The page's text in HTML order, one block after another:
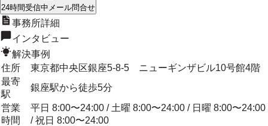
24時間受信中 メール問合せ
事務所詳細
インタビュー
解決事例
住所
東京都中央区銀座5-8-5 ニューギンザビル10号館4階
最寄
駅
銀座駅から徒歩5分
営業
時間
平日 8:00〜24:00 / 土曜 8:00〜24:00 / 日曜 8:00〜24:00
/ 祝日 8:00〜24:00